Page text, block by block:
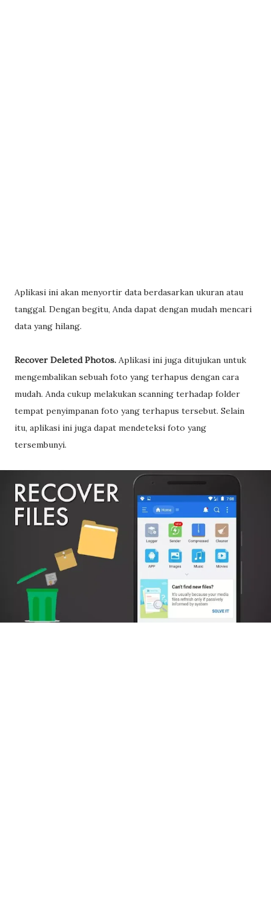
Aplikasi ini akan menyortir data berdasarkan ukuran atau
tanggal. Dengan begitu, Anda dapat dengan mudah mencari
data yang hilang.
Recover Deleted Photos. Aplikasi ini juga ditujukan untuk
mengembalikan sebuah foto yang terhapus dengan cara
mudah. Anda cukup melakukan scanning terhadap folder
tempat penyimpanan foto yang terhapus tersebut. Selain
itu, aplikasi ini juga dapat mendeteksi foto yang
tersembunyi.